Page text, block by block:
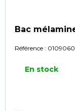
Bac
Référence :
En stock